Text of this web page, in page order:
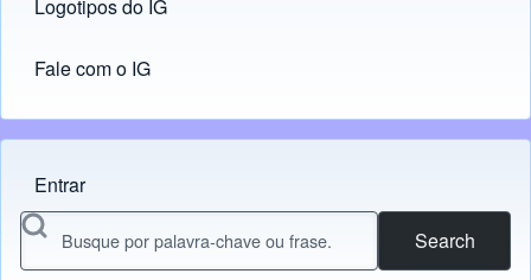
Logotipos do IG
(opens in new tab)
Fale com o IG
Menu do usuário
Entrar
Search